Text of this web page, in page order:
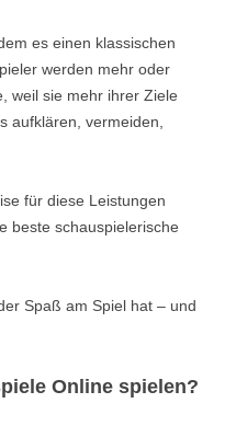
es einen klassischen
werden mehr oder
weil sie mehr ihrer Ziele
aufklären, vermeiden,
für diese Leistungen
beste schauspielerische
Spaß am Spiel hat – und
Online spielen?